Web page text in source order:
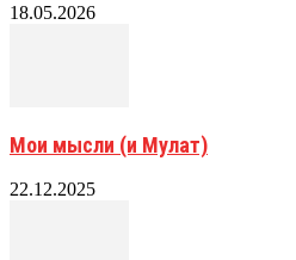
18.05.2026
Мои мысли (и Мулат)
22.12.2025